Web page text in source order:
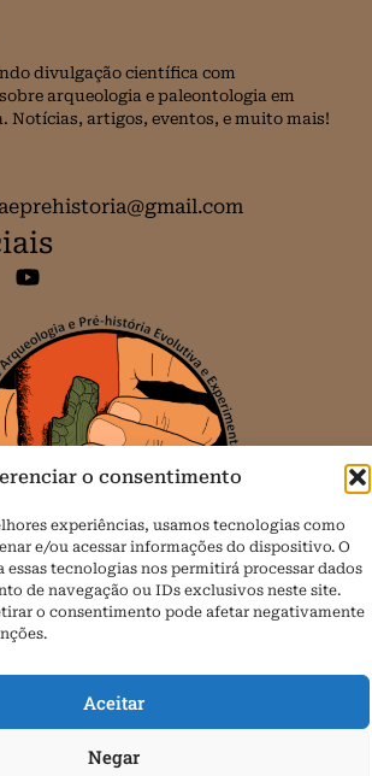
o consentimento
experiências, usamos tecnologias como
e/ou acessar informações do dispositivo. O
tecnologias nos permitirá processar dados
de navegação ou IDs exclusivos neste site.
o consentimento pode afetar negativamente
Aceitar
Negar
divulgação científica com
arqueologia e paleontologia em
Notícias, artigos, eventos, e muito mais!